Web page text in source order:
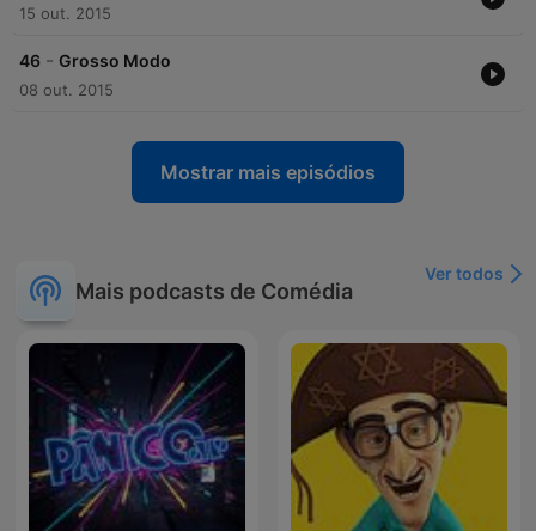
15 out. 2015
46 - Grosso Modo
08 out. 2015
Mostrar mais episódios
Mais podcasts de Comédia
Ver todos